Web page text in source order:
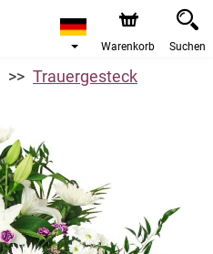
Warenkorb Suchen
Trauergesteck